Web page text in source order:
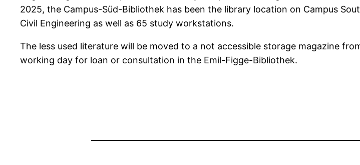
2025, the Campus-Süd-Bibliothek has been the library location on Campus
Civil Engineering as well as 65 study workstations.
The less used literature will be moved to a not accessible storage magazine
working day for loan or consultation in the Emil-Figge-Bibliothek.